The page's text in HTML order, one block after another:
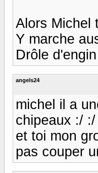
Alors Michel
Y marche
Drôle
angels24
michel il a
chipeaux :/
et toi mon
pas couper